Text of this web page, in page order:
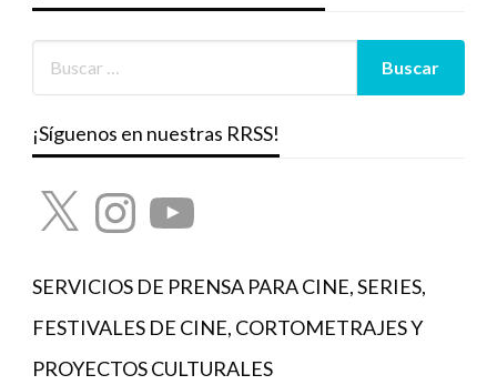
¡Síguenos en nuestras RRSS!
X InstagramYouTube
SERVICIOS DE PRENSA PARA CINE, SERIES,
FESTIVALES DE CINE, CORTOMETRAJES Y
PROYECTOS CULTURALES